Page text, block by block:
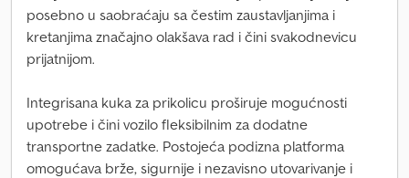
posebno u saobraćaju sa čestim zaustavljanjima i
kretanjima značajno olakšava rad i čini svakodnevicu
prijatnijom.
Integrisana kuka za prikolicu proširuje mogućnosti
upotrebe i čini vozilo fleksibilnim za dodatne
transportne zadatke. Postojeća podizna platforma
omogućava brže, sigurnije i nezavisno utovarivanje i